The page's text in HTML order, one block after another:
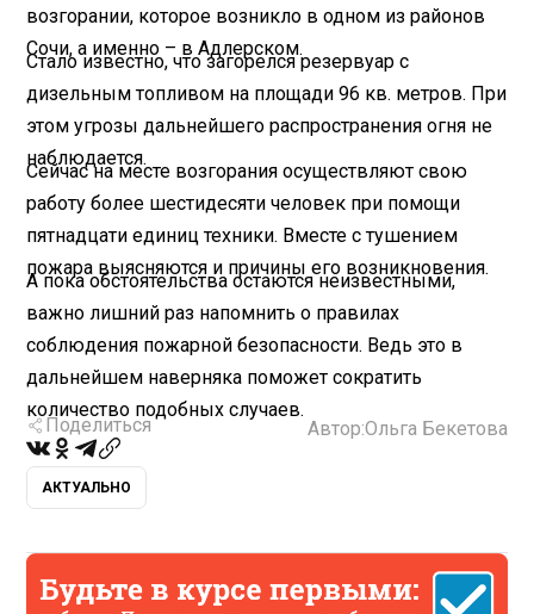
возгорании, которое возникло в одном из районов
Сочи, а именно – в Адлерском.
Стало известно, что загорелся резервуар с
дизельным топливом на площади 96 кв. метров. При
этом угрозы дальнейшего распространения огня не
наблюдается.
Сейчас на месте возгорания осуществляют свою
работу более шестидесяти человек при помощи
пятнадцати единиц техники. Вместе с тушением
пожара выясняются и причины его возникновения.
А пока обстоятельства остаются неизвестными,
важно лишний раз напомнить о правилах
соблюдения пожарной безопасности. Ведь это в
дальнейшем наверняка поможет сократить
количество подобных случаев.
Поделиться Автор:Ольга Бекетова
АКТУАЛЬНО